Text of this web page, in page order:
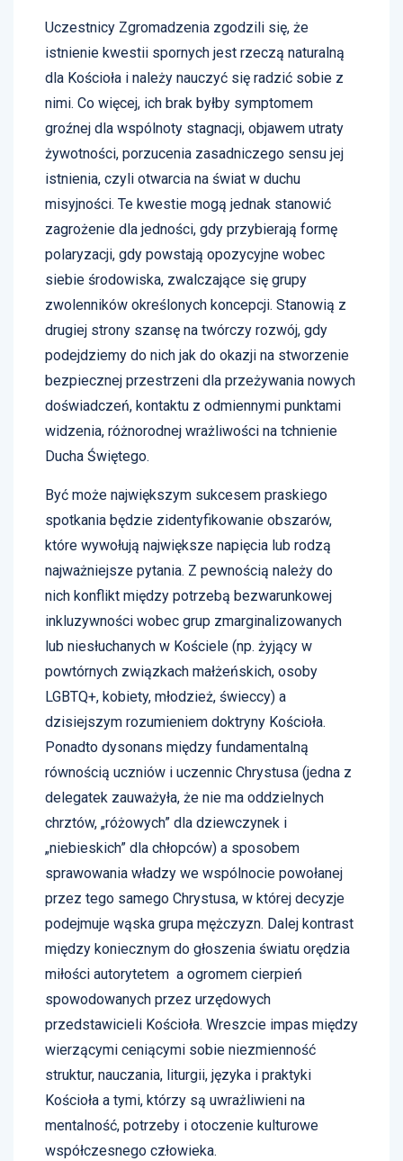
Uczestnicy Zgromadzenia zgodzili się, że
istnienie kwestii spornych jest rzeczą naturalną
dla Kościoła i należy nauczyć się radzić sobie z
nimi. Co więcej, ich brak byłby symptomem
groźnej dla wspólnoty stagnacji, objawem utraty
żywotności, porzucenia zasadniczego sensu jej
istnienia, czyli otwarcia na świat w duchu
misyjności. Te kwestie mogą jednak stanowić
zagrożenie dla jedności, gdy przybierają formę
polaryzacji, gdy powstają opozycyjne wobec
siebie środowiska, zwalczające się grupy
zwolenników określonych koncepcji. Stanowią z
drugiej strony szansę na twórczy rozwój, gdy
podejdziemy do nich jak do okazji na stworzenie
bezpiecznej przestrzeni dla przeżywania nowych
doświadczeń, kontaktu z odmiennymi punktami
widzenia, różnorodnej wrażliwości na tchnienie
Ducha Świętego.
Być może największym sukcesem praskiego
spotkania będzie zidentyfikowanie obszarów,
które wywołują największe napięcia lub rodzą
najważniejsze pytania. Z pewnością należy do
nich konflikt między potrzebą bezwarunkowej
inkluzywności wobec grup zmarginalizowanych
lub niesłuchanych w Kościele (np. żyjący w
powtórnych związkach małżeńskich, osoby
LGBTQ+, kobiety, młodzież, świeccy) a
dzisiejszym rozumieniem doktryny Kościoła.
Ponadto dysonans między fundamentalną
równością uczniów i uczennic Chrystusa (jedna z
delegatek zauważyła, że nie ma oddzielnych
chrztów, „różowych” dla dziewczynek i
„niebieskich” dla chłopców) a sposobem
sprawowania władzy we wspólnocie powołanej
przez tego samego Chrystusa, w której decyzje
podejmuje wąska grupa mężczyzn. Dalej kontrast
między koniecznym do głoszenia światu orędzia
miłości autorytetem a ogromem cierpień
spowodowanych przez urzędowych
przedstawicieli Kościoła. Wreszcie impas między
wierzącymi ceniącymi sobie niezmienność
struktur, nauczania, liturgii, języka i praktyki
Kościoła a tymi, którzy są uwrażliwieni na
mentalność, potrzeby i otoczenie kulturowe
współczesnego człowieka.